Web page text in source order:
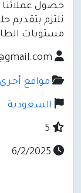
حصول عملائنا
نلتزم بتقديم
مستويات
مواقع
السعودية